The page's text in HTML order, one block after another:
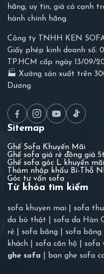
Sitemap
Ghế Sofa Khuyến Mãi
Ghế sofa giá rẻ đồng giá
Ghế sofa góc L khuyến
Thảm nhập khẩu Bỉ-Thỗ
Góc tư vấn sofa
hãng, uy tín, giá cả cạnh
hành chính hãng.
Công ty TNHH KEN
Giấy phép kinh doanh số:
TP.HCM cấp ngày 13/09/
🏭 Xưởng sản xuất trên
Dương
Từ khóa tìm kiếm
sofa khuyen mai sofa
da bò thật
sofa da Hàn
rẻ
sofa băng sofa băng
khách
sofa căn hộ sofa
ghe sofa
ban ghe sofa